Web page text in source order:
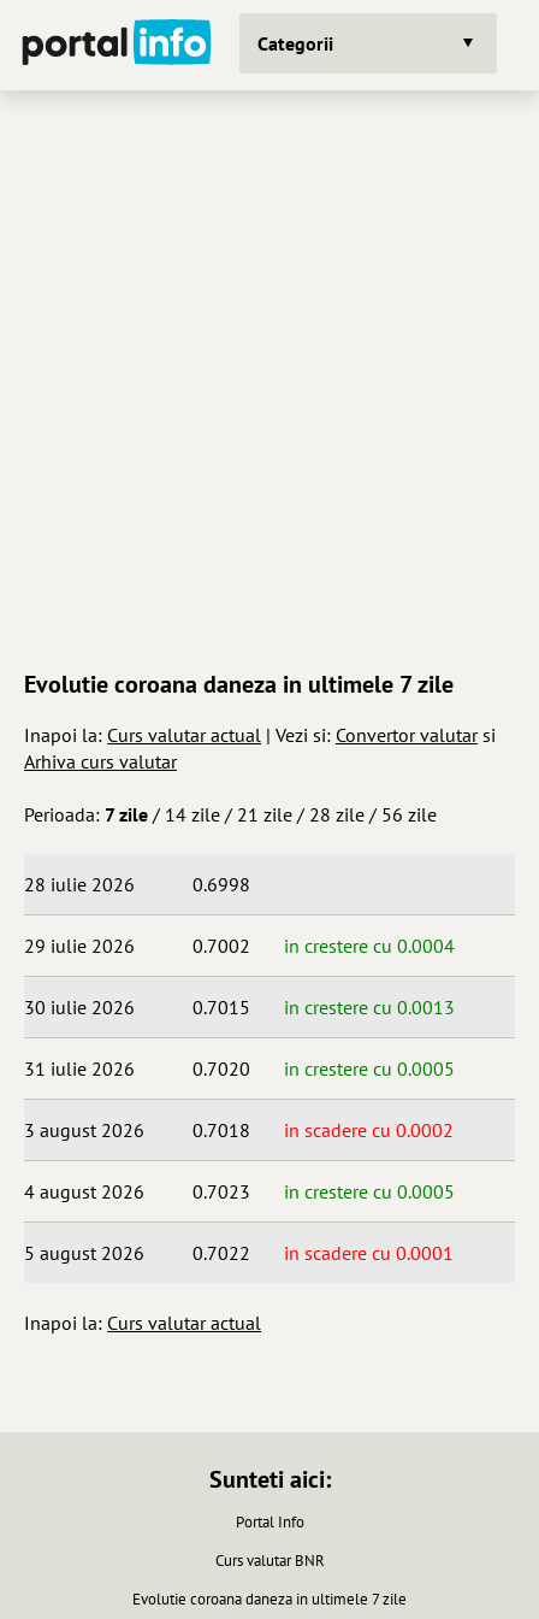
Categorii
Evolutie coroana daneza in ultimele 7 zile
Inapoi la: Curs valutar actual | Vezi si: Convertor valutarsi
Arhiva curs valutar
Perioada: 7 zile / 14 zile / 21 zile / 28 zile / 56 zile
28 iulie 2026 0.6998
29 iulie 2026 0.7002 in crestere cu 0.0004
30 iulie 2026 0.7015 in crestere cu 0.0013
31 iulie 2026 0.7020 in crestere cu 0.0005
3 august 2026 0.7018 in scadere cu 0.0002
4 august 2026 0.7023 in crestere cu 0.0005
5 august 2026 0.7022 in scadere cu 0.0001
Inapoi la: Curs valutar actual
Sunteti aici:
Portal Info
Curs valutar BNR
Evolutie coroana daneza in ultimele 7 zile